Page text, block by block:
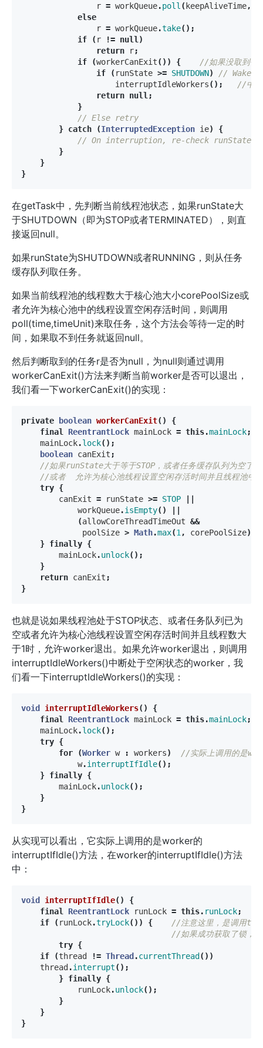
r = workQueue.poll (keepAliveTime,
else
r = workQueue.take();
if
( r != null )
return
r;
if
(workerCanExit()) {
//如果没取到任
if
( runState >= SHUTDOWN)
// Wake
interruptIdleWorkers();
//中断
return null ;
}
// Else retry
} catch (InterruptedException ie)
{
// On interruption, re-check runState
}
}
}
在getTask中，先判断当前线程池状态，如果runState大
于SHUTDOWN（即为STOP或者TERMINATED），则直
接返回null。
如果runState为SHUTDOWN或者RUNNING，则从任务
缓存队列取任务。
如果当前线程池的线程数大于核心池大小corePoolSize或
者允许为核心池中的线程设置空闲存活时间，则调用
poll(time,timeUnit)来取任务，这个方法会等待一定的时
间，如果取不到任务就返回null。
然后判断取到的任务r是否为null，为null则通过调用
workerCanExit()方法来判断当前worker是否可以退出，
我们看一下workerCanExit()的实现：
private boolean workerCanExit()
{
final
ReentrantLock mainLock = this.mainLock;
mainLock.lock();
boolean canExit ;
//如果runState大于等于STOP，或者任务缓存队列为空了
//或者  允许为核心池线程设置空闲存活时间并且线程池中
try {
canExit = runState >= STOP
||
workQueue.isEmpty()
||
(allowCoreThreadTimeOut &&
poolSize > Math.max(1 , corePoolSize));
} finally {
mainLock.unlock();
}
return canExit ;
}
也就是说如果线程池处于STOP状态、或者任务队列已为
空或者允许为核心池线程设置空闲存活时间并且线程数大
于1时，允许worker退出。如果允许worker退出，则调用
interruptIdleWorkers()中断处于空闲状态的worker，我
们看一下interruptIdleWorkers()的实现：
void interruptIdleWorkers()
{
final
ReentrantLock mainLock = this.mainLock;
mainLock.lock();
try {
for
(Worker w : workers)
//实际上调用的是
w.interruptIfIdle();
} finally {
mainLock.unlock();
}
}
从实现可以看出，它实际上调用的是worker的
interruptIfIdle()方法，在worker的interruptIfIdle()方法
中：
void interruptIfIdle()
{
final
ReentrantLock runLock = this. runLock;
if
( runLock.tryLock()) {
//注意这里，是调用
//如果成功获取了锁，
try {
if
(thread != Thread.currentThread())
thread.interrupt();
} finally {
runLock.unlock();
}
}
}